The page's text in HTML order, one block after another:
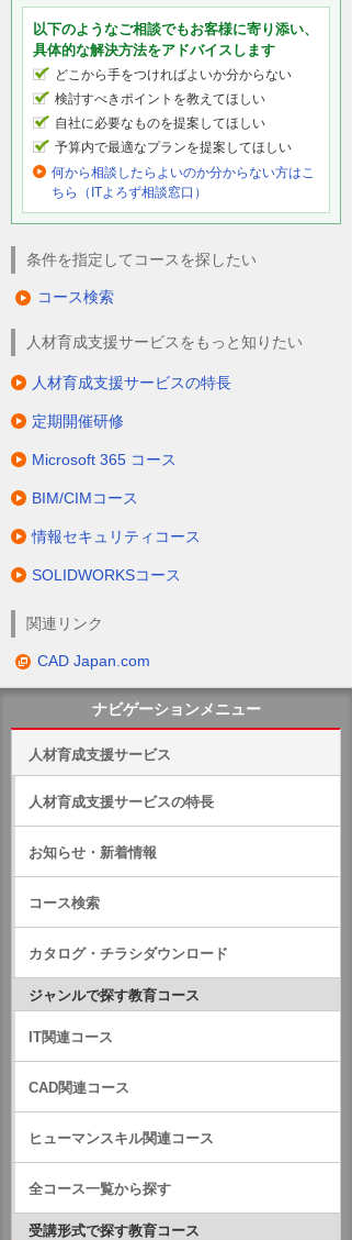
以下のようなご相談でもお客様に寄り添い、
具体的な解決方法をアドバイスします
どこから手をつければよいか分からない
検討すべきポイントを教えてほしい
自社に必要なものを提案してほしい
予算内で最適なプランを提案してほしい
何から相談したらよいのか分からない方はこ
ちら（ITよろず相談窓口）
条件を指定してコースを探したい
コース検索
人材育成支援サービスをもっと知りたい
人材育成支援サービスの特長
定期開催研修
Microsoft 365 コース
BIM/CIMコース
情報セキュリティコース
SOLIDWORKSコース
関連リンク
CAD Japan.com
ナビゲーションメニュー
人材育成支援サービス
人材育成支援サービスの特長
お知らせ・新着情報
コース検索
カタログ・チラシダウンロード
ジャンルで探す教育コース
IT関連コース
CAD関連コース
ヒューマンスキル関連コース
全コース一覧から探す
受講形式で探す教育コース